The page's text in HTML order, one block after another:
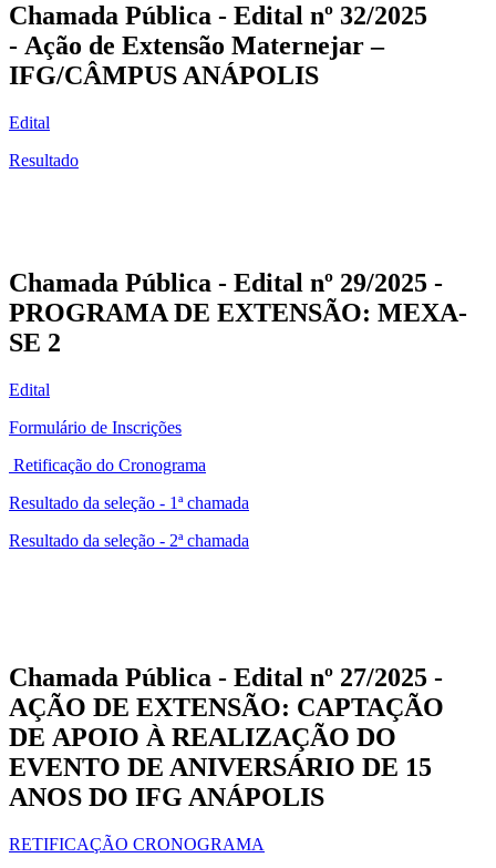
Chamada Pública - Edital nº 32/2025
- Ação de Extensão Maternejar –
IFG/CÂMPUS ANÁPOLIS
Edital
Resultado
Chamada Pública - Edital nº 29/2025 -
PROGRAMA DE EXTENSÃO: MEXA-
SE 2
Edital
Formulário de Inscrições
Retificação do Cronograma
Resultado da seleção - 1ª chamada
Resultado da seleção - 2ª chamada
Chamada Pública - Edital nº 27/2025 -
AÇÃO DE EXTENSÃO: CAPTAÇÃO
DE APOIO À REALIZAÇÃO DO
EVENTO DE ANIVERSÁRIO DE 15
ANOS DO IFG ANÁPOLIS
RETIFICAÇÃO CRONOGRAMA